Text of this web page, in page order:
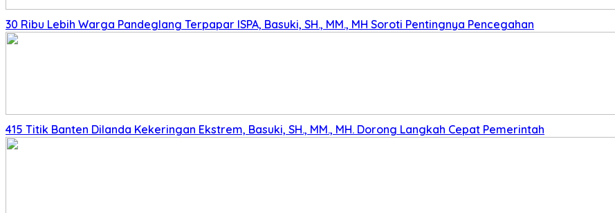
30 Ribu Lebih Warga Pandeglang Terpapar ISPA, Basuki, SH., MM., MH Soroti Pentingnya Pencegahan
415 Titik Banten Dilanda Kekeringan Ekstrem, Basuki, SH., MM., MH. Dorong Langkah Cepat Pemerintah